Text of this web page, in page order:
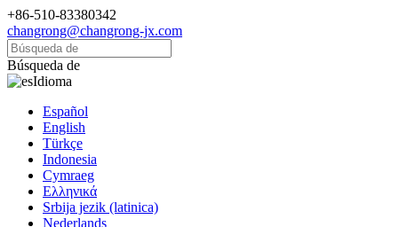
+86-510-83380342
changrong@changrong-jx.com
Búsqueda de
Idioma
Español
English
Türkçe
Indonesia
Cymraeg
Ελληνικά
Srbija jezik (latinica)
Nederlands